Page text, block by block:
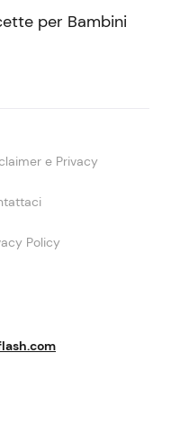
per Bambini
e Privacy
Policy